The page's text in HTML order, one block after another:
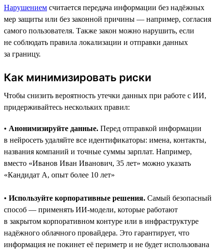
Нарушением считается передача информации без надёжных
мер защиты или без законной причины — например, согласия
самого пользователя. Также закон можно нарушить, если
не соблюдать правила локализации и отправки данных
за границу.
Как минимизировать риски
Чтобы снизить вероятность утечки данных при работе с ИИ,
придерживайтесь нескольких правил:
• Анонимизируйте данные. Перед отправкой информации
в нейросеть удаляйте все идентификаторы: имена, контакты,
названия компаний и точные суммы зарплат. Например,
вместо «Иванов Иван Иванович, 35 лет» можно указать
«Кандидат А, опыт более 10 лет»
• Используйте корпоративные решения. Самый безопасный
способ — применять ИИ-модели, которые работают
в закрытом корпоративном контуре или в инфраструктуре
надёжного облачного провайдера. Это гарантирует, что
информация не покинет её периметр и не будет использована